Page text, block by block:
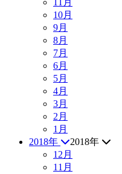
11月
10月
9月
8月
7月
6月
5月
4月
3月
2月
1月
2018年
2018年
12月
11月